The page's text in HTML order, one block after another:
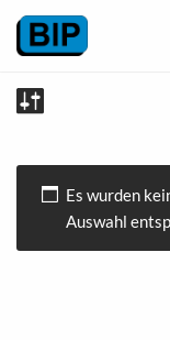
Zum
Inhalt
springen
Es wurden
Auswahl